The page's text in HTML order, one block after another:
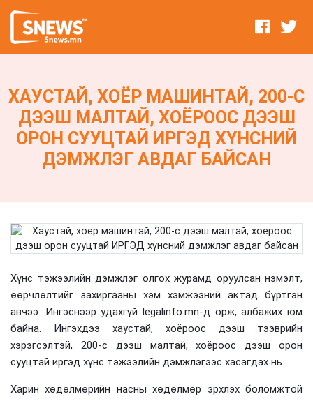
ХАУСТАЙ, ХОЁР МАШИНТАЙ, 200-С
ДЭЭШ МАЛТАЙ, ХОЁРООС ДЭЭШ
ОРОН СУУЦТАЙ ИРГЭД ХҮНСНИЙ
ДЭМЖЛЭГ АВДАГ БАЙСАН
Хүнс тэжээлийн дэмжлэг олгох журамд оруулсан нэмэлт,
өөрчлөлтийг захиргааны хэм хэмжээний актад бүртгэн
авчээ. Ингэснээр удахгүй legalinfo.mn-д орж, албажих юм
байна. Ингэхдээ хаустай, хоёроос дээш тээврийн
хэрэгсэлтэй, 200-с дээш малтай, хоёроос дээш орон
сууцтай иргэд хүнс тэжээлийн дэмжлэгээс хасагдах нь.
Харин хөдөлмөрийн насны хөдөлмөр эрхлэх боломжтой